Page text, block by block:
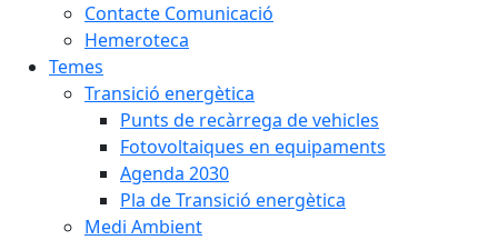
Contacte Comunicació
Hemeroteca
Temes
Transició energètica
Punts de recàrrega de vehicles
Fotovoltaiques en equipaments
Agenda 2030
Pla de Transició energètica
Medi Ambient